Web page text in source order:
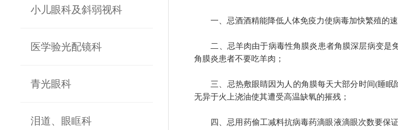
小儿眼科及斜弱视科
医学验光配镜科
青光眼科
泪道、眼眶科
一、忌酒酒精能降低人体免疫力使病毒加快繁殖的速
二、忌羊肉由于病毒性角膜炎患者角膜深层病变是
角膜炎患者不要吃羊肉；
三、忌热敷眼睛因为人的角膜每天大部分时间(睡眠
无异于火上浇油使其遭受高温缺氧的摧残；
四、忌用药偷工减料抗病毒药滴眼液滴眼次数要保